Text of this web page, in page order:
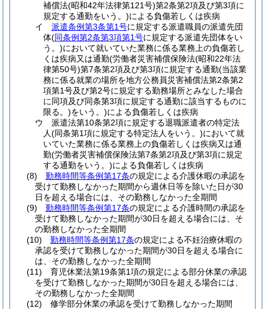
補償法(昭和42年法律第121号)第2条第2項及び第3項に
規定する通勤をいう。)による負傷若しくは疾病
イ
派遣条例第3条第1号に規定する派遣職員の派遣先団
体(同条例第2条第3項第1号に規定する派遣先団体をい
う。)において就いていた業務に係る業務上の負傷若し
くは疾病又は通勤(労働者災害補償保険法(昭和22年法
律第50号)第7条第2項及び第3項に規定する通勤(当該業
務に係る就業の場所を地方公務員災害補償法第2条第2
項第1号及び第2号に規定する勤務場所とみなした場合
に同項及び同条第3項に規定する通勤に該当するものに
限る。)をいう。)による負傷若しくは疾病
ウ
派遣法第10条第2項に規定する退職派遣者の特定法
人(同条第1項に規定する特定法人をいう。)において就
いていた業務に係る業務上の負傷若しくは疾病又は通
勤(労働者災害補償保険法第7条第2項及び第3項に規定
する通勤をいう。)による負傷若しくは疾病
(8)
勤務時間等条例第17条の規定による介護休暇の承認を
受けて勤務しなかった期間から週休日等を除いた日が30
日を超える場合には、その勤務しなかった全期間
(9)
勤務時間等条例第17条の規定による介護時間の承認を
受けて勤務しなかった期間が30日を超える場合には、そ
の勤務しなかった全期間
(10)
勤務時間等条例第17条の規定による不妊治療休暇の
承認を受けて勤務しなかった期間が30日を超える場合に
は、その勤務しなかった全期間
(11)
育児休業法第19条第1項の規定による部分休業の承認
を受けて勤務しなかった期間が30日を超える場合には、
その勤務しなかった全期間
(12)
修学部分休業の承認を受けて勤務しなかった期間